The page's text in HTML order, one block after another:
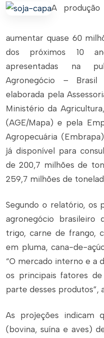
A
aumentar quase 60
dos próximos 10
apresentadas na
Agronegócio – Brasil
elaborada pela
Ministério da
(AGE/Mapa) e pela
Agropecuária
já disponível para
de 200,7 milhões de
259,7 milhões de
Segundo o relatório, os
agronegócio brasileiro
trigo, carne de frango,
em pluma, cana-de-
“O mercado interno e a
os principais fatores
parte desses produtos”,
As projeções indicam
(bovina, suína e aves)